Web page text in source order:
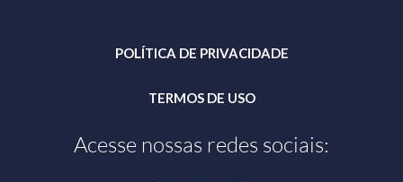
POLÍTICA DE PRIVACIDADE
TERMOS DE USO
Acesse nossas redes sociais: